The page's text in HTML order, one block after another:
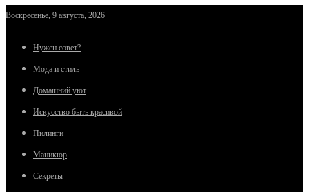
Воскресенье, 9 августа, 2026
Нужен совет?
Мода и стиль
Домашний уют
Искусство быть красивой
Пилинги
Маникюр
Секреты